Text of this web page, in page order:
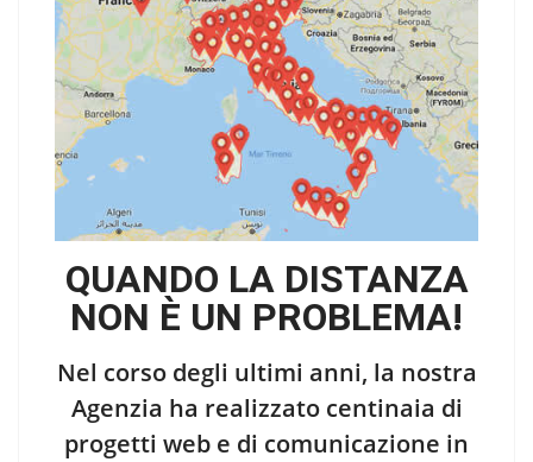
QUANDO LA DISTANZA
NON È UN PROBLEMA!
Nel corso degli ultimi anni, la nostra
Agenzia ha realizzato centinaia di
progetti web e di comunicazione in